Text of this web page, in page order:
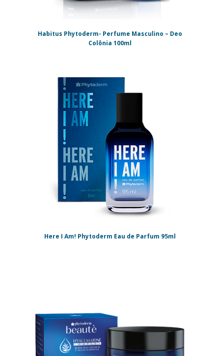
Habitus Phytoderm- Perfume Masculino – Deo
Colônia 100ml
Here I Am! Phytoderm Eau de Parfum 95ml